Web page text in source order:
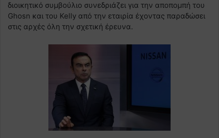
διοικητικό συμβούλιο συνεδριάζει για την αποπομπή του
Ghosn και του Kelly από την εταιρία έχοντας παραδώσει
στις αρχές όλη την σχετική έρευνα.